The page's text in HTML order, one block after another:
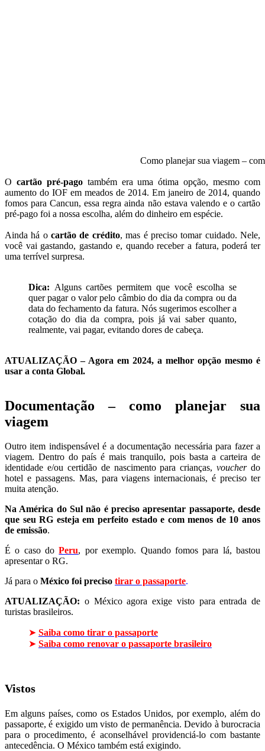
Como planejar sua viagem –
O cartão pré-pagotambém era uma ótima opção, mesmo com
aumento do IOF em meados de 2014. Em janeiro de 2014, quando
fomos para Cancun, essa regra ainda não estava valendo e o cartão
pré-pago foi a nossa escolha, além do dinheiro em espécie.
Ainda há ocartão de crédito, mas é preciso tomar cuidado. Nele,
você vai gastando, gastando e, quando receber a fatura, poderá ter
uma terrível surpresa.
Dica: Alguns cartões permitem que você escolha se
quer pagar o valor pelo câmbio do dia da compra ou da
data do fechamento da fatura. Nós sugerimos escolher a
cotação do dia da compra, pois já vai saber quanto,
realmente, vai pagar, evitando dores de cabeça.
ATUALIZAÇÃO – Agora em 2024, a melhor opção mesmo é
usar a conta Global.
Documentação – como planejar sua
viagem
Outro item indispensável é a documentação necessária para fazer a
viagem. Dentro do país é mais tranquilo, pois basta a carteira de
identidade e/ou certidão de nascimento para crianças,voucher do
hotel e passagens. Mas, para viagens internacionais, é preciso ter
muita atenção.
Na América do Sul não é preciso apresentar passaporte, desde
que seu RG esteja em perfeito estado e com menos de 10 anos
de emissão.
É o caso doPeru, por exemplo. Quando fomos para lá, bastou
apresentar o RG.
Já para o México foi preciso tirar o passaporte.
ATUALIZAÇÃO: o México agora exige visto para entrada de
turistas brasileiros.
➤ Saiba como tirar o passaporte
➤ Saiba como renovar o passaporte brasileiro
Vistos
Em alguns países, como os Estados Unidos, por exemplo, além do
passaporte, é exigido um visto de permanência. Devido à burocracia
para o procedimento, é aconselhável providenciá-lo com bastante
antecedência. O México também está exigindo.